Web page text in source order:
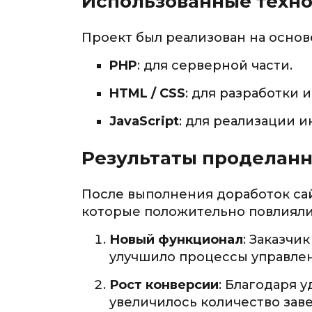
Проект был реализован на
PHP: для серверной части.
HTML / CSS: для разработки
JavaScript: для реализации
Результаты
После выполнения доработок
которые положительно
Новый функционал:
улучшило процессы
Рост конверсии: Благодаря
увеличилось количество